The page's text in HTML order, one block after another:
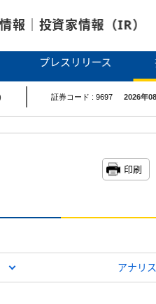
報｜投資家情報（IR）
プレスリリース
印刷
アナリ